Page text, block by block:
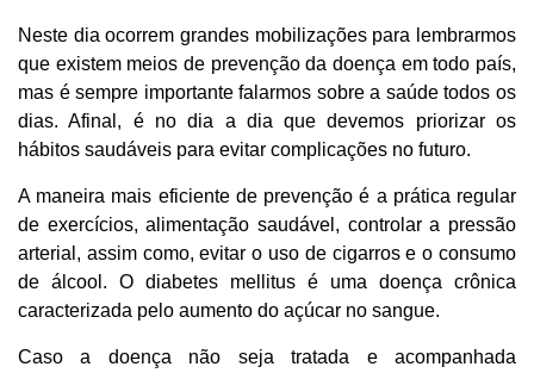
Neste dia ocorrem grandes mobilizações para lembrarmos
que existem meios de prevenção da doença em todo país,
mas é sempre importante falarmos sobre a saúde todos os
dias. Afinal, é no dia a dia que devemos priorizar os
hábitos saudáveis para evitar complicações no futuro.
A maneira mais eficiente de prevenção é a prática regular
de exercícios, alimentação saudável, controlar a pressão
arterial, assim como, evitar o uso de cigarros e o consumo
de álcool. O diabetes mellitus é uma doença crônica
caracterizada pelo aumento do açúcar no sangue.
Caso a doença não seja tratada e acompanhada